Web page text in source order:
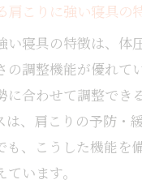
肩こりに強い寝具の
い寝具の特徴は、体
の調整機能が優れて
に合わせて調整でき
は、肩こりの予防・
も、こうした機能を
います。